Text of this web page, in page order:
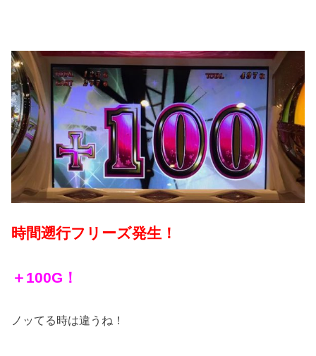
時間遡行フリーズ発生！
＋100G！
ノッてる時は違うね！